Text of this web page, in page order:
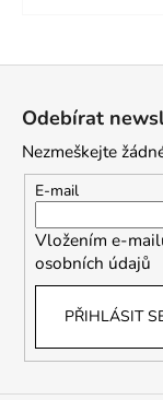
Odebírat
Nezmeškejte
E-mail
Vložením e-
osobních údajů
PŘIHLÁSIT